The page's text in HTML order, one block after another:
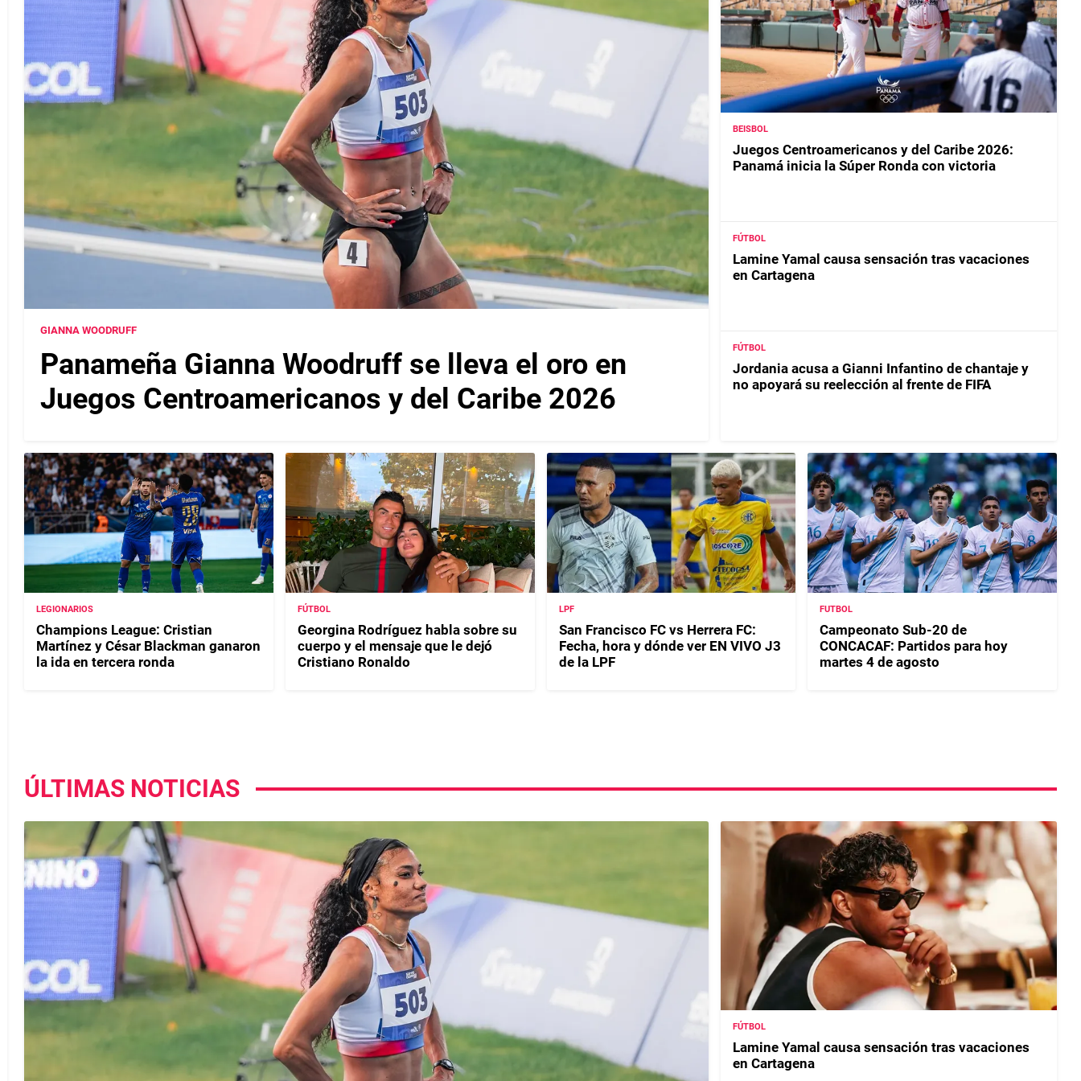
GIANNA WOODRUFF
Panameña Gianna Woodruff se lleva el oro en
Juegos Centroamericanos y del Caribe 2026
BEISBOL
Juegos Centroamericanos y del Caribe 2026:
Panamá inicia la Súper Ronda con victoria
FÚTBOL
Lamine Yamal causa sensación tras vacaciones
en Cartagena
FÚTBOL
Jordania acusa a Gianni Infantino de chantaje y
no apoyará su reelección al frente de FIFA
LEGIONARIOS
Champions League: Cristian
Martínez y César Blackman ganaron
la ida en tercera ronda
FÚTBOL
Georgina Rodríguez habla sobre su
cuerpo y el mensaje que le dejó
Cristiano Ronaldo
LPF
San Francisco FC vs Herrera FC:
Fecha, hora y dónde ver EN VIVO J3
de la LPF
FUTBOL
Campeonato Sub-20 de
CONCACAF: Partidos para hoy
martes 4 de agosto
ÚLTIMAS NOTICIAS
FÚTBOL
Lamine Yamal causa sensación tras vacaciones
en Cartagena